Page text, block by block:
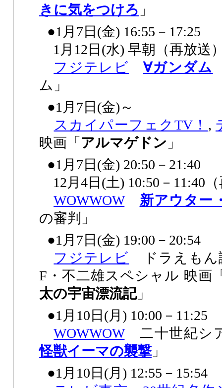
きに気をつけろ 」
●1月7日(金) 16:55－17:25
1月12日(水) 早朝（再放送
フジテレビ
∀ガンダム
ム」
●1月7日(金)～
スカイパーフェクTV！ ,
映画「 アルマゲドン 」
●1月7日(金) 20:50－21:40
12月4日(土) 10:50－11:40
WOWWOW
新アウター
の審判」
●1月7日(金) 19:00－20:54
フジテレビ ドラえもん
F・不二雄スペシャル 映画
太の宇宙漂流記」
●1月10日(月) 10:00－11:25
WOWWOW二十世紀シ
怪獣イーマの襲撃 」
●1月10日(月) 12:55－15:54